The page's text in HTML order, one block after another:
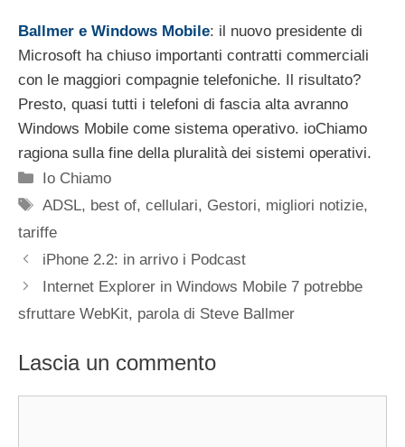
Ballmer e Windows Mobile: il nuovo presidente di
Microsoft ha chiuso importanti contratti commerciali
con le maggiori compagnie telefoniche. Il risultato?
Presto, quasi tutti i telefoni di fascia alta avranno
Windows Mobile come sistema operativo. ioChiamo
ragiona sulla fine della pluralità dei sistemi operativi.
Categorie
Io Chiamo
Tag
ADSL, best of,cellulari, Gestori, migliori notizie,
tariffe
iPhone 2.2: in arrivo i Podcast
Internet Explorer in Windows Mobile 7 potrebbe
sfruttare WebKit, parola di Steve Ballmer
Lascia un commento